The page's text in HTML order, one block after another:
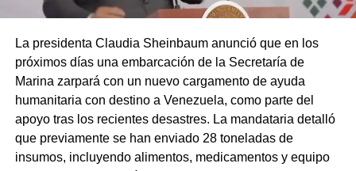
La presidenta Claudia Sheinbaum anunció que en los
próximos días una embarcación de la Secretaría de
Marina zarpará con un nuevo cargamento de ayuda
humanitaria con destino a Venezuela, como parte del
apoyo tras los recientes desastres. La mandataria detalló
que previamente se han enviado 28 toneladas de
insumos, incluyendo alimentos, medicamentos y equipo